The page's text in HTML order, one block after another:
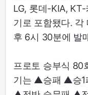
LG, 롯데-KIA,
기로 포함됐다. 각
후 6시 30분에 발
프로토 승부식 80
기는 ▲승패 ▲승